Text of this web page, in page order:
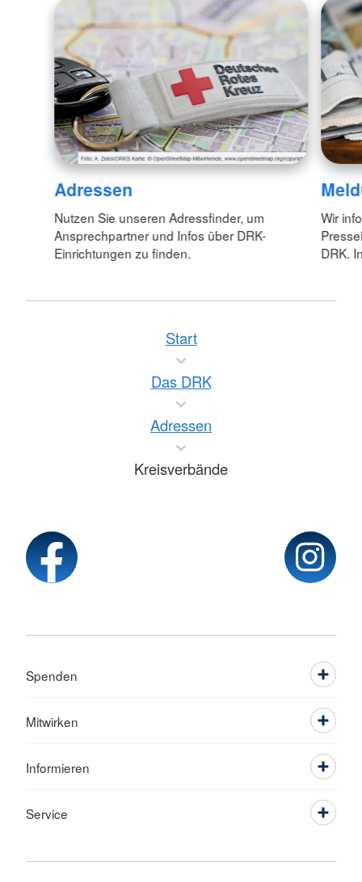
Adressen
Nutzen Sie unseren Adressfinder, um
Ansprechpartner und Infos über DRK-
Einrichtungen zu finden.
Wir
DRK.
Start
Das DRK
Adressen
Kreisverbände
Spenden
Mitwirken
Informieren
Service